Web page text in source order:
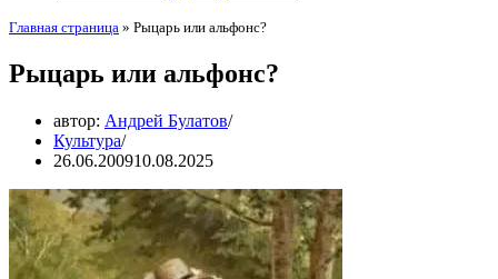
Главная страница » Рыцарь или альфонс?
Рыцарь или альфонс?
автор: Андрей Булатов
Культура
26.06.200910.08.2025